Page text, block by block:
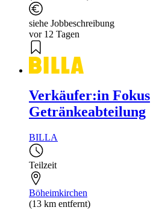
siehe Jobbeschreibung
vor 12 Tagen
Verkäufer:in Fokus
Getränkeabteilung
BILLA
Teilzeit
Böheimkirchen
(13 km entfernt)